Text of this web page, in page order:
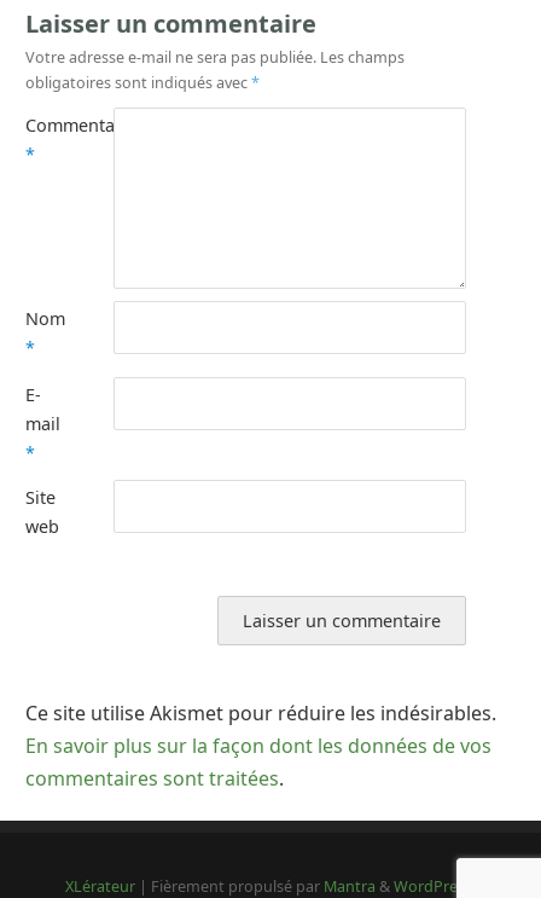
Laisser un commentaire
Votre adresse e-mail ne sera pas publiée. Les champs
obligatoires sont indiqués avec*
Commentaire
*
Nom
*
E-
mail
*
Site
web
Ce site utilise Akismet pour réduire les indésirables.
En savoir plus sur la façon dont les données de vos
commentaires sont traitées.
XLérateur | Fièrement propulsé par Mantra &WordPress.